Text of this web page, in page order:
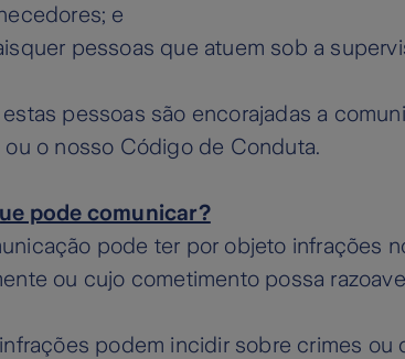
e
pessoas que atuem sob a
estas pessoas são encorajadas a
ou o nosso Código de Conduta.
pode comunicar?
pode ter por objeto infrações
ou cujo cometimento possa
podem incidir sobre crimes